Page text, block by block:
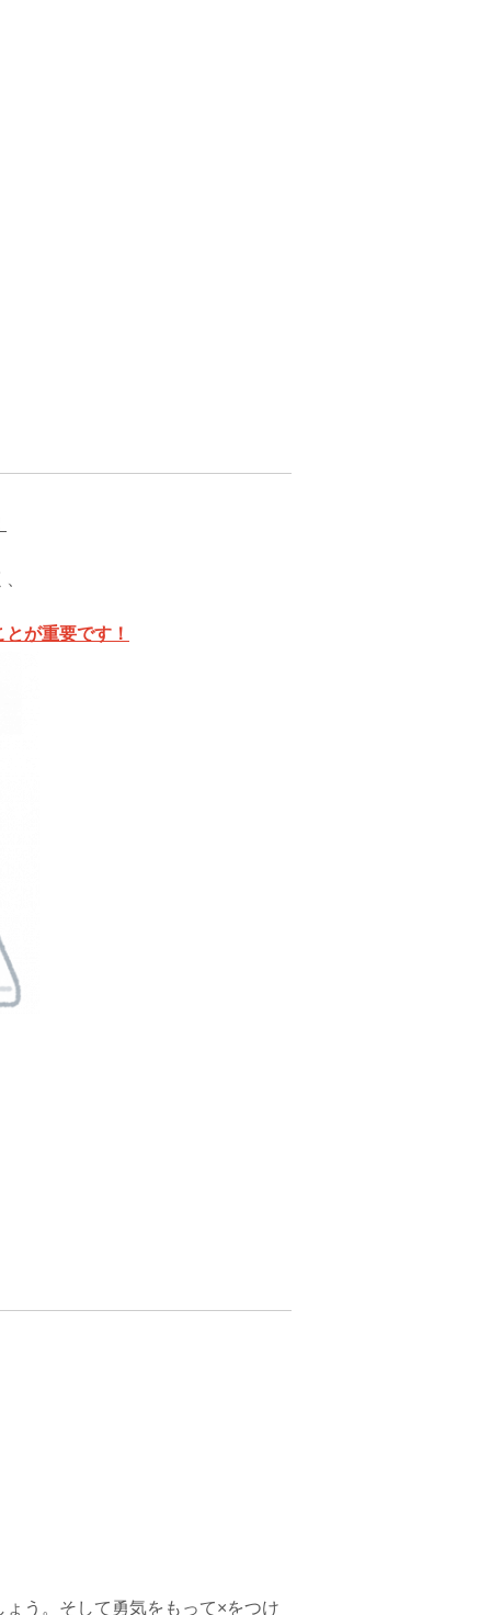
が重要です！
う。そして勇気をもって×をつけ